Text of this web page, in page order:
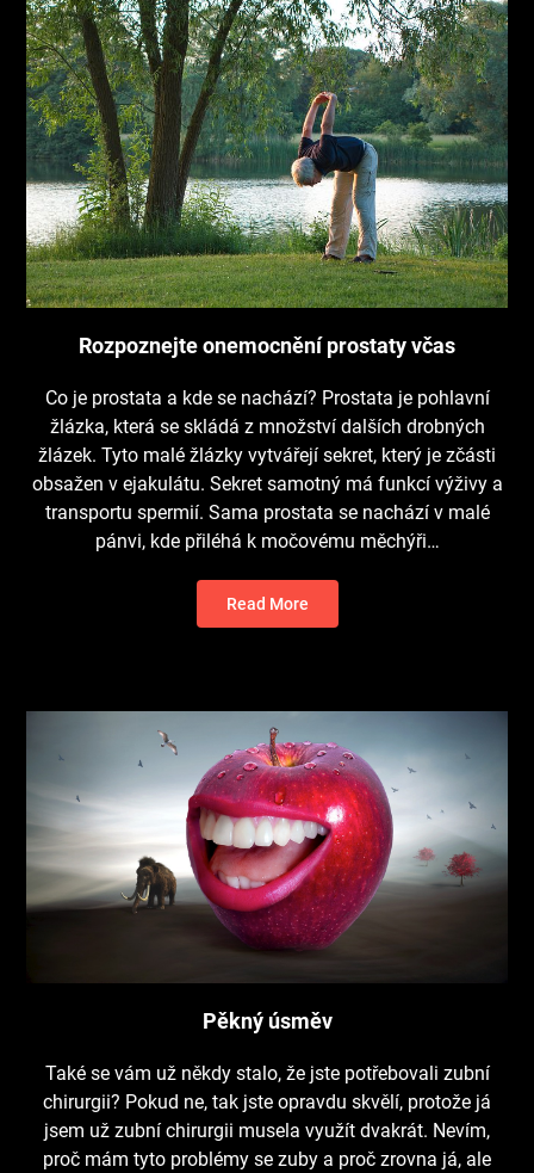
Rozpoznejte onemocnění prostaty včas
Co je prostata a kde se nachází? Prostata je pohlavní
žlázka, která se skládá z množství dalších drobných
žlázek. Tyto malé žlázky vytvářejí sekret, který je zčásti
obsažen v ejakulátu. Sekret samotný má funkcí výživy a
transportu spermií. Sama prostata se nachází v malé
pánvi, kde přiléhá k močovému měchýři…
Read More
Pěkný úsměv
Také se vám už někdy stalo, že jste potřebovali zubní
chirurgii? Pokud ne, tak jste opravdu skvělí, protože já
jsem už zubní chirurgii musela využít dvakrát. Nevím,
proč mám tyto problémy se zuby a proč zrovna já, ale